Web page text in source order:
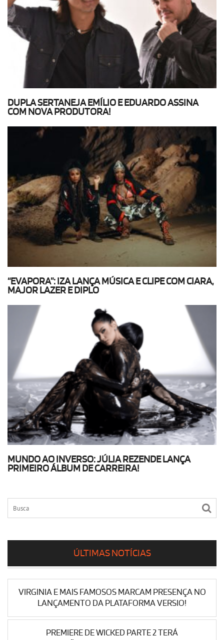
DUPLA SERTANEJA EMÍLIO E EDUARDO ASSINA
COM NOVA PRODUTORA!
“EVAPORA”: IZA LANÇA MÚSICA E CLIPE COM CIARA,
MAJOR LAZER E DIPLO
MUNDO AO INVERSO: JÚLIA REZENDE LANÇA
PRIMEIRO ÁLBUM DE CARREIRA!
ÚLTIMAS NOTÍCIAS
VIRGINIA E MAIS FAMOSOS MARCAM PRESENÇA NO
LANÇAMENTO DA PLATAFORMA VERSIO!
PREMIERE DE WICKED PARTE 2 TERÁ